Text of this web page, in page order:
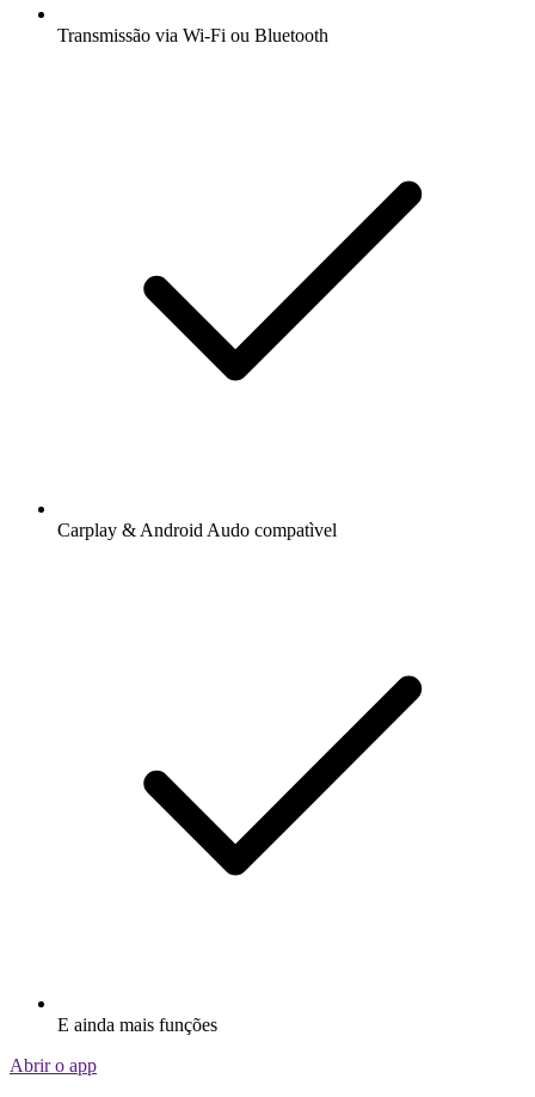
Transmissão via Wi-Fi ou Bluetooth
Carplay & Android Audo compatìvel
E ainda mais funções
Abrir o app